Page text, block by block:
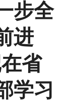
步全
进
省
学习